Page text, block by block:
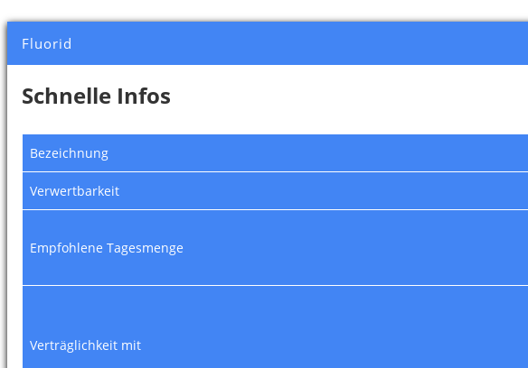
Fluorid
Schnelle Infos
Bezeichnung
Verwertbarkeit
Empfohlene Tagesmenge
Verträglichkeit mit